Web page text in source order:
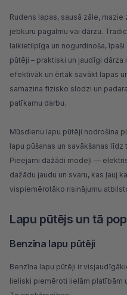
Rudens lapas, sausā zāle,
jebkuru pagalmu vai dārzu.
laikietilpīga un nogurdinoša,
pūtēji – praktiski un jaudīgi dārza
efektīvāk un ērtāk savākt lapas
samazina fizisko slodzi un
patīkamu darbu.
Mūsdienu lapu pūtēji nodrošina
lapu pūšanas un savākšanas līdz
Pieejami dažādi modeļi —
dažādu jaudu un svaru, kas ļauj
vispiemērotāko risinājumu
Lapu pūtējs un tā
Benzīna lapu pūtēji
Benzīna lapu pūtēji ir
lieliski piemēroti lielām platībām